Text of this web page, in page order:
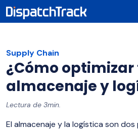
Supply Chain
¿Cómo optimizar
almacenaje y
Lectura de 3min.
El almacenaje y la logística son dos